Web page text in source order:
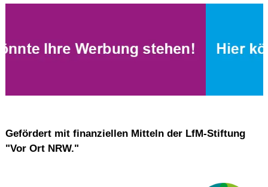
Gefördert mit finanziellen Mitteln der LfM-Stiftung